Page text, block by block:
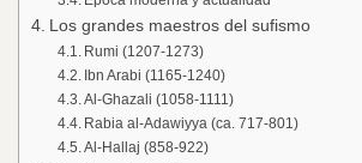
Los grandes maestros del sufismo
Rumi (1207-1273)
Ibn Arabi (1165-1240)
Al-Ghazali (1058-1111)
Rabia al-Adawiyya (ca. 717-801)
Al-Hallaj (858-922)